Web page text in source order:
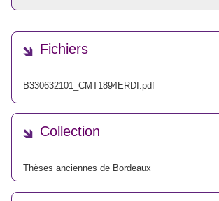
Fichiers
B330632101_CMT1894ERDI.pdf
Collection
Thèses anciennes de Bordeaux